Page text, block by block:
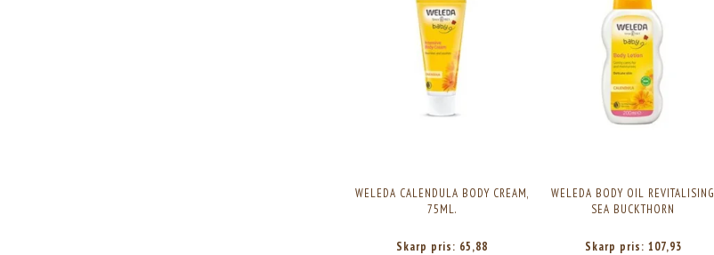
WELEDA CALENDULA BODY CREAM,
75ML.
Skarp pris: 65,88
WELEDA BODY OIL REVITALISING
SEA BUCKTHORN
Skarp pris: 107,93